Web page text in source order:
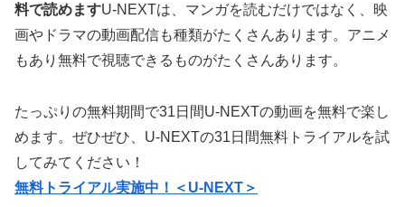
料で読めますU-NEXTは、マンガを読むだけではなく、映
画やドラマの動画配信も種類がたくさんあります。アニメ
もあり無料で視聴できるものがたくさんあります。
たっぷりの無料期間で31日間U-NEXTの動画を無料で楽し
めます。ぜひぜひ、U-NEXTの31日間無料トライアルを試
してみてください！
無料トライアル実施中！＜U-NEXT＞